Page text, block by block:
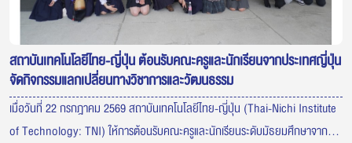
สถาบันเทคโนโลยีไทย-ญี่ปุ่น ต้อนรับคณะครูและนักเรียนจากประเทศญี่ปุ่น
จัดกิจกรรมแลกเปลี่ยนทางวิชาการและวัฒนธรรม
เมื่อวันที่ 22 กรกฎาคม 2569 สถาบันเทคโนโลยีไทย-ญี่ปุ่น (Thai-Nichi Institute
of Technology: TNI) ให้การต้อนรับคณะครูและนักเรียนระดับมัธยมศึกษาจาก